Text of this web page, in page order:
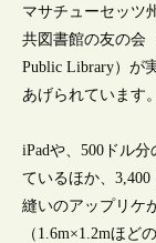
マサチューセッツ
共図書館の友の会
Public Library）が
あげられています。
iPadや、500ドル
ているほか、
縫いのアップリケ
（1.6m×1.2mほど